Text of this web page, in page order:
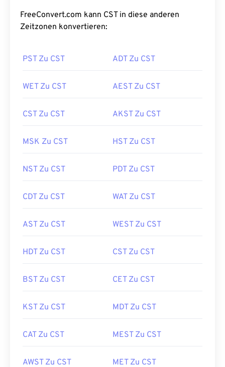
FreeConvert.com kann CST in diese anderen
Zeitzonen konvertieren:
PST Zu CST ADT Zu CST
WET Zu CST AEST Zu CST
CST Zu CST AKST Zu CST
MSK Zu CST HST Zu CST
NST Zu CST PDT Zu CST
CDT Zu CST WAT Zu CST
AST Zu CST WEST Zu CST
HDT Zu CST CST Zu CST
BST Zu CST CET Zu CST
KST Zu CST MDT Zu CST
CAT Zu CST MEST Zu CST
AWST Zu CST MET Zu CST